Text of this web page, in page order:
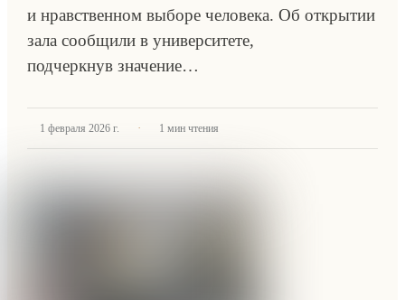
и нравственном выборе человека. Об открытии
зала сообщили в университете,
подчеркнув значение…
1 февраля 2026 г. · 1 мин чтения